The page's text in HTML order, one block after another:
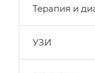
Терапия и
УЗИ